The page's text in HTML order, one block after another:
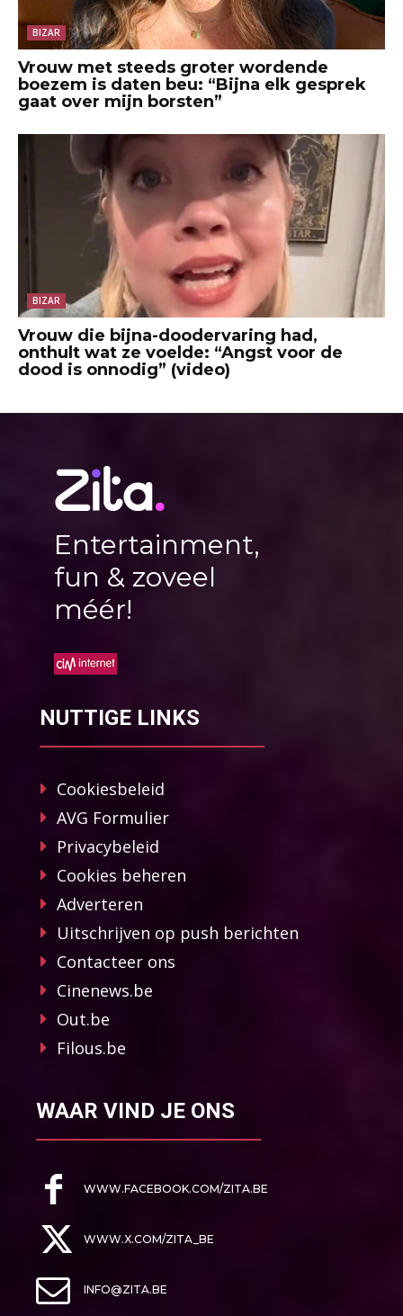
BIZAR
Vrouw met steeds groter wordende
boezem is daten beu: “Bijna elk gesprek
gaat over mijn borsten”
BIZAR
Vrouw die bijna-doodervaring had,
onthult wat ze voelde: “Angst voor de
dood is onnodig” (video)
Entertainment,
fun & zoveel
méér!
NUTTIGE LINKS
Cookiesbeleid
AVG Formulier
Privacybeleid
Cookies beheren
Adverteren
Uitschrijven op push berichten
Contacteer ons
Cinenews.be
Out.be
Filous.be
WAAR VIND JE ONS
WWW.FACEBOOK.COM/ZITA.BE
WWW.X.COM/ZITA_BE
INFO@ZITA.BE